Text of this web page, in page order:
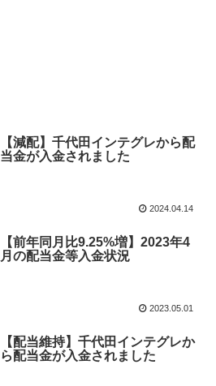
【減配】千代田インテグレから配
当金が入金されました
2024.04.14
【前年同月比9.25%増】2023年4
月の配当金等入金状況
2023.05.01
【配当維持】千代田インテグレか
ら配当金が入金されました